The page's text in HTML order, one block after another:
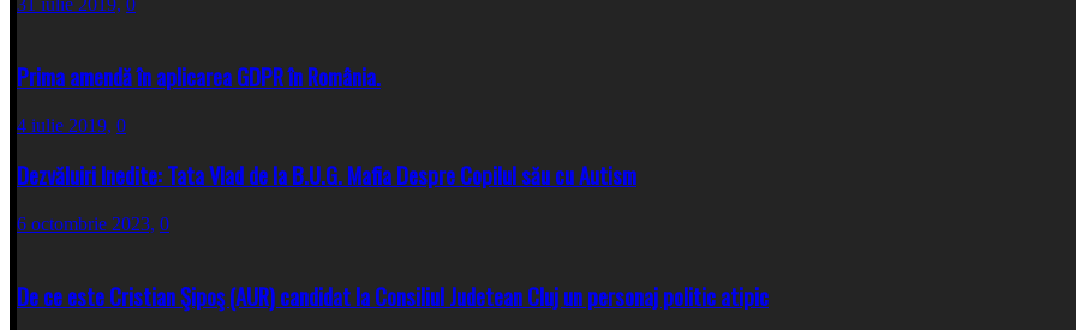
31 iulie 2019, 0
Prima amendă în aplicarea GDPR în România.
4 iulie 2019, 0
Dezvăluiri Inedite: Tata Vlad de la B.U.G. Mafia Despre Copilul său cu Autism
6 octombrie 2023, 0
De ce este Cristian Şipoş (AUR) candidat la Consiliul Judetean Cluj un personaj politic atipic